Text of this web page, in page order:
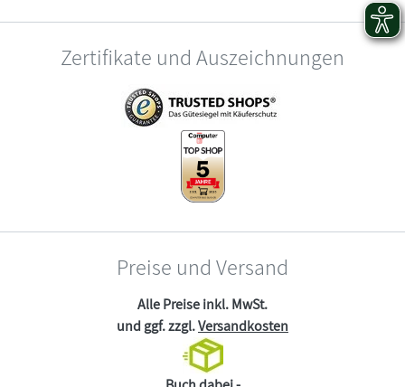
Zertifikate und Auszeichnungen
Preise und Versand
Alle Preise inkl. MwSt.
und ggf. zzgl.Versandkosten